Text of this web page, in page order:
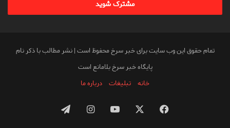
وارد
تمام حقوق این وب سایت برای خبر سرخ محفوظ است | نشر مطالب با ذکر نام
پایگاه خبر سرخ بلامانع است
خانه
تبلیغات درباره ما
فیس
یوتیوباینستاگرامتلگرام